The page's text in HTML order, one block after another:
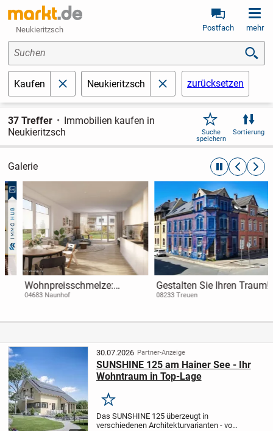
Neukieritzsch Postfach mehr
Suchen
Kaufen schließenNeukieritzsch schließenzurücksetzen
37 Treffer
Immobilien kaufen in
Neukieritzsch
Suche
speichern
Sortierung
Galerie automatische
Wohnpreisschmelze:
379.050 EUR statt 399.000
Wohnung mit ca. 81 m²
04683 Naunhof
Gestalten Sie Ihren Traum!
Eckhaus mit Potenzial für
Arbeitskonzepte!
08233 Treuen
30.07.2026 Partner-Anzeige
SUNSHINE 125 am Hainer See - Ihr
Wohntraum in Top-Lage
Merken
Das SUNSHINE 125 überzeugt in
verschiedenen Architekturvarianten - vom